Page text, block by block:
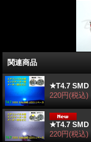
関連商品
★T4.7 SMD
220円(税込)
★T4.7 SMD
220円(税込)